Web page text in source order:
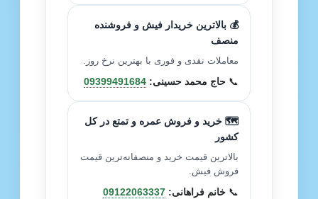
💰 بالاترین خریدار فیش و فروشنده
منصف
معاملات نقدی و فوری با بهترین نرخ روز.
📞 حاج محمد حسینی: 09399491684
🗺️ خرید و فروش عمره و تمتع در کل
کشور
بالاترین قیمت خرید و منصفانه‌ترین قیمت
فروش فیش.
📞 خانم فراهانی: 09122063337